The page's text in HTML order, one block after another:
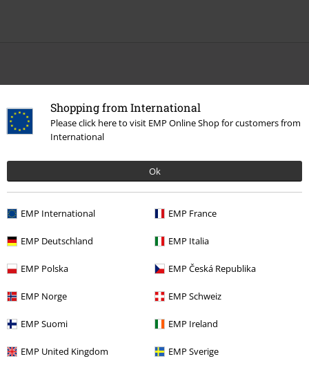
Shopping from International
Please click here to visit EMP Online Shop for customers from
International
Ok
EMP International EMP France
EMP Deutschland EMP Italia
EMP Polska EMP Česká Republika
EMP Norge EMP Schweiz
EMP Suomi EMP Ireland
EMP United Kingdom EMP Sverige
Películas & TV Películas Ropa
Ropa Camisetas & Tops Camisetas
Películas & TV Disney Camisetas & Tops Camisetas